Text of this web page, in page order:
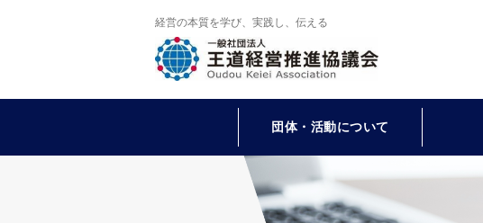
経営の本質を学び、実践し、伝える
団体・活動について